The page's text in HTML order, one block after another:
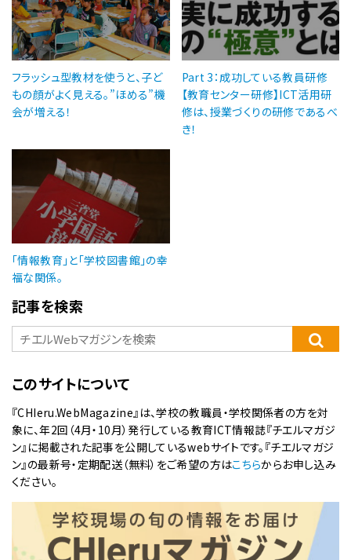
フラッシュ型教材を使うと、子ど
もの顔がよく見える。”ほめる”機
会が増える！
Part 3：成功している教員研修
【教育センター研修】ICT活用研
修は、授業づくりの研修であるべ
き！
「情報教育」と「学校図書館」の幸
福な関係。
記事を検索
このサイトについて
『CHIeru.WebMagazine』は、学校の教職員・学校関係者の方を対
象に、年2回（4月・10月）発行している教育ICT情報誌『チエルマガジ
ン』に掲載された記事を公開しているwebサイトです。『チエルマガジ
ン』の最新号・定期配送（無料）をご希望の方はこちらからお申し込み
ください。